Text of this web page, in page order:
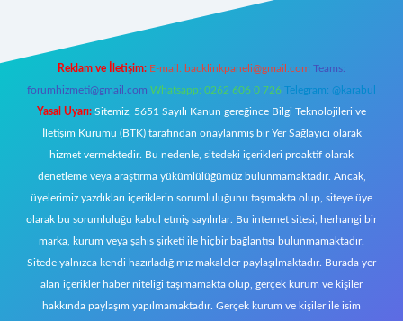
Reklam ve İletişim: E-mail: backlinkpaneli@gmail.com Teams:
forumhizmeti@gmail.com Whatsapp: 0262 606 0 726 Telegram: @karabul
Yasal Uyarı: Sitemiz, 5651 Sayılı Kanun gereğince Bilgi Teknolojileri ve
İletişim Kurumu (BTK) tarafından onaylanmış bir Yer Sağlayıcı olarak
hizmet vermektedir. Bu nedenle, sitedeki içerikleri proaktif olarak
denetleme veya araştırma yükümlülüğümüz bulunmamaktadır. Ancak,
üyelerimiz yazdıkları içeriklerin sorumluluğunu taşımakta olup, siteye üye
olarak bu sorumluluğu kabul etmiş sayılırlar. Bu internet sitesi, herhangi bir
marka, kurum veya şahıs şirketi ile hiçbir bağlantısı bulunmamaktadır.
Sitede yalnızca kendi hazırladığımız makaleler paylaşılmaktadır. Burada yer
alan içerikler haber niteliği taşımamakta olup, gerçek kurum ve kişiler
hakkında paylaşım yapılmamaktadır. Gerçek kurum ve kişiler ile isim